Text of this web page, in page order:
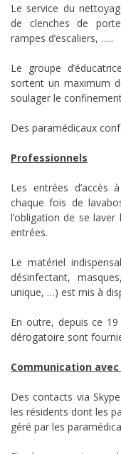
Le service du
de clenches de
rampes d’escaliers, …..
Le groupe
sortent un maximum
soulager le
Des paramédicaux
Professionnels
Les entrées d’accès
chaque fois de
l’obligation de se
entrées.
Le matériel
désinfectant,
unique, …) est mis à
En outre, depuis ce
dérogatoire sont
Communication
Des contacts via
les résidents dont les
géré par les